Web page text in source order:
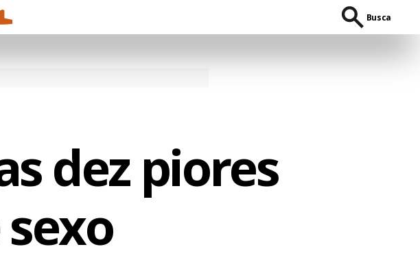
Busca
dez piores